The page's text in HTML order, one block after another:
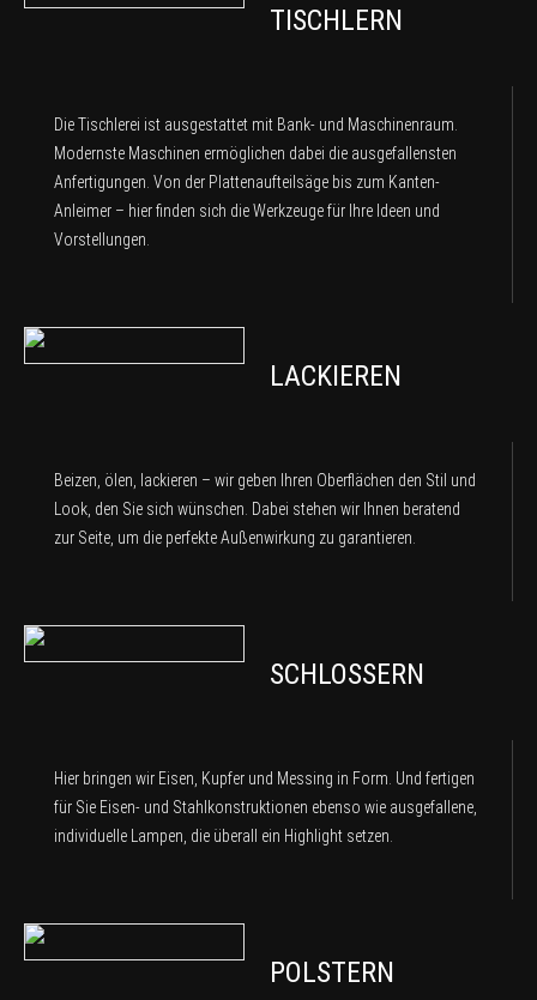
TISCHLERN
Die Tischlerei ist ausgestattet mit Bank- und Maschinenraum.
Modernste Maschinen ermöglichen dabei die ausgefallensten
Anfertigungen. Von der Plattenaufteilsäge bis zum Kanten-
Anleimer – hier finden sich die Werkzeuge für Ihre Ideen und
Vorstellungen.
LACKIEREN
Beizen, ölen, lackieren – wir geben Ihren Oberflächen den Stil und
Look, den Sie sich wünschen. Dabei stehen wir Ihnen beratend
zur Seite, um die perfekte Außenwirkung zu garantieren.
SCHLOSSERN
Hier bringen wir Eisen, Kupfer und Messing in Form. Und fertigen
für Sie Eisen- und Stahlkonstruktionen ebenso wie ausgefallene,
individuelle Lampen, die überall ein Highlight setzen.
POLSTERN